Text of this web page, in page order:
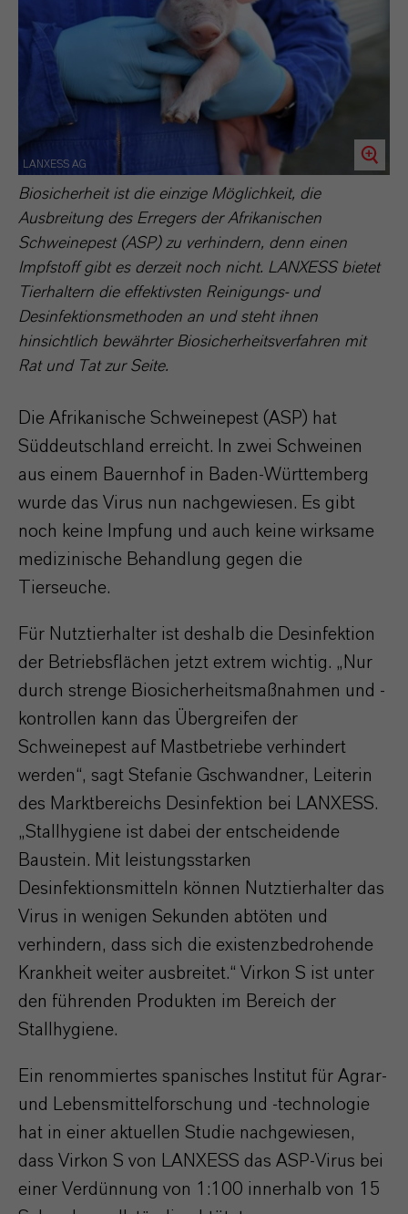
LANXESS AG
Biosicherheit ist die einzige Möglichkeit, die
Ausbreitung des Erregers der Afrikanischen
Schweinepest (ASP) zu verhindern, denn einen
Impfstoff gibt es derzeit noch nicht. LANXESS bietet
Tierhaltern die effektivsten Reinigungs- und
Desinfektionsmethoden an und steht ihnen
hinsichtlich bewährter Biosicherheitsverfahren mit
Rat und Tat zur Seite.
Die Afrikanische Schweinepest (ASP) hat
Süddeutschland erreicht. In zwei Schweinen
aus einem Bauernhof in Baden-Württemberg
wurde das Virus nun nachgewiesen. Es gibt
noch keine Impfung und auch keine wirksame
medizinische Behandlung gegen die
Tierseuche.
Für Nutztierhalter ist deshalb die Desinfektion
der Betriebsflächen jetzt extrem wichtig. „Nur
durch strenge Biosicherheitsmaßnahmen und -
kontrollen kann das Übergreifen der
Schweinepest auf Mastbetriebe verhindert
werden“, sagt Stefanie Gschwandner, Leiterin
des Marktbereichs Desinfektion bei LANXESS.
„Stallhygiene ist dabei der entscheidende
Baustein. Mit leistungsstarken
Desinfektionsmitteln können Nutztierhalter das
Virus in wenigen Sekunden abtöten und
verhindern, dass sich die existenzbedrohende
Krankheit weiter ausbreitet.“ Virkon S ist unter
den führenden Produkten im Bereich der
Stallhygiene.
Ein renommiertes spanisches Institut für Agrar-
und Lebensmittelforschung und -technologie
hat in einer aktuellen Studie nachgewiesen,
dass Virkon S von LANXESS das ASP-Virus bei
einer Verdünnung von 1:100 innerhalb von 15